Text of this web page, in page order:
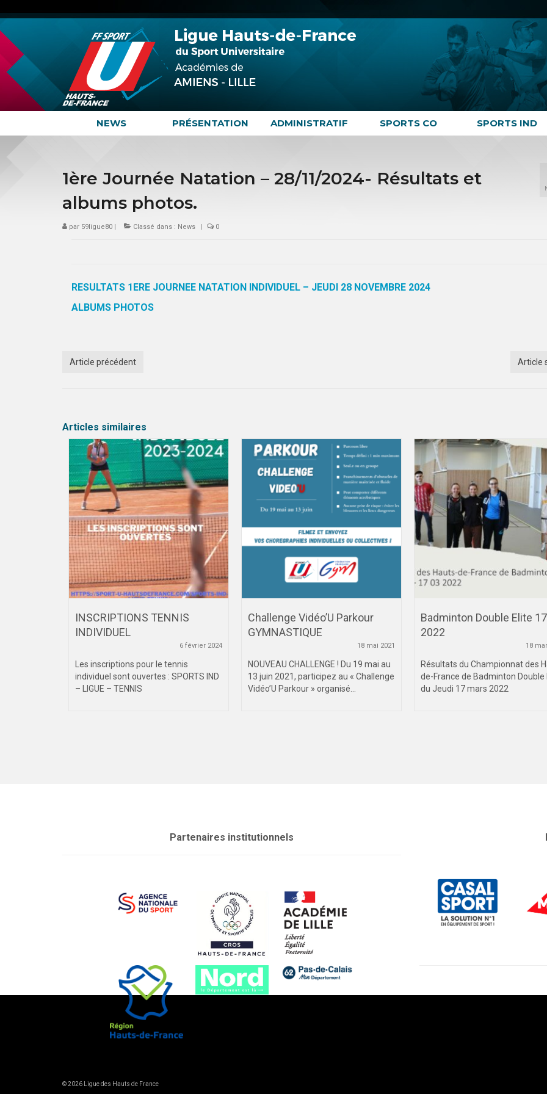
NEWS PRÉSENTATION ADMINISTRATIF SPORTS CO SPORTS IND
1ère Journée Natation – 28/11/2024- Résultats et
albums photos.
par 59ligue80 | Classé dans : News | 0
RESULTATS 1ERE JOURNEE NATATION INDIVIDUEL – JEUDI 28 NOVEMBRE 2024
ALBUMS PHOTOS
Article précédent Article
Articles similaires
INSCRIPTIONS TENNIS
INDIVIDUEL
6 février 2024
Les inscriptions pour le tennis
individuel sont ouvertes : SPORTS IND
– LIGUE – TENNIS
Challenge Vidéo’U Parkour
GYMNASTIQUE
18 mai 2021
NOUVEAU CHALLENGE ! Du 19 mai au
13 juin 2021, participez au « Challenge
Vidéo’U Parkour » organisé...
Badminton Double Elite
2022
18
Résultats du Championnat des
de-France de Badminton Double
du Jeudi 17 mars 2022
Partenaires institutionnels
© 2026 Ligue des Hauts de France